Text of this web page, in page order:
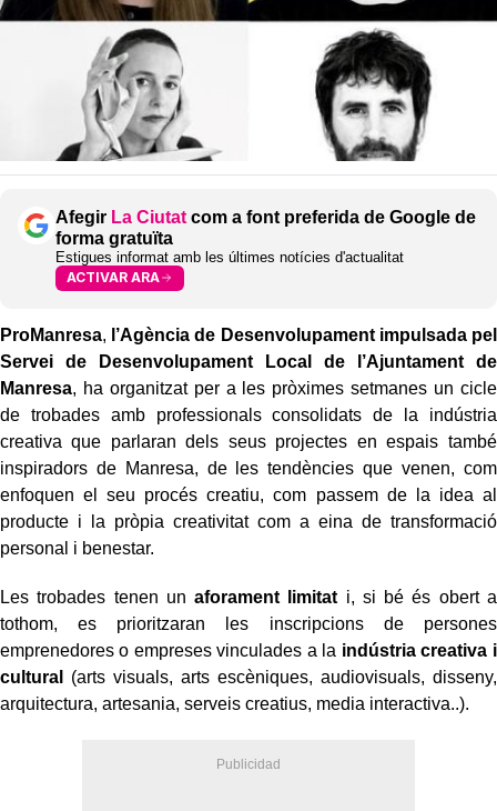
Afegir La Ciutat com a font preferida de Google de
forma gratuïta
Estigues informat amb les últimes notícies d'actualitat
ACTIVAR ARA
ProManresa, l’Agència de Desenvolupament impulsada pel
Servei de Desenvolupament Local de l’Ajuntament de
Manresa, ha organitzat per a les pròximes setmanes un cicle
de trobades amb professionals consolidats de la indústria
creativa que parlaran dels seus projectes en espais també
inspiradors de Manresa, de les tendències que venen, com
enfoquen el seu procés creatiu, com passem de la idea al
producte i la pròpia creativitat com a eina de transformació
personal i benestar.
Les trobades tenen unaforament limitat i, si bé és obert a
tothom, es prioritzaran les inscripcions de persones
emprenedores o empreses vinculades a la indústria creativa i
cultural
(arts visuals, arts escèniques, audiovisuals, disseny,
arquitectura, artesania, serveis creatius, media interactiva..).